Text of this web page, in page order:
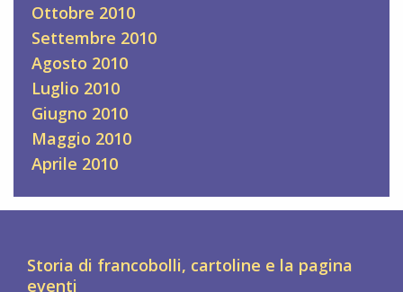
Ottobre 2010
Settembre 2010
Agosto 2010
Luglio 2010
Giugno 2010
Maggio 2010
Aprile 2010
Storia di francobolli, cartoline e la pagina
eventi